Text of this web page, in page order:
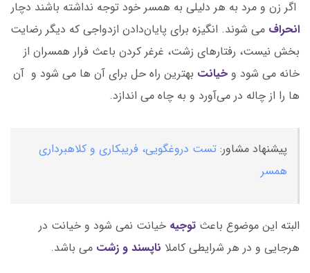
اگر زن و مرد به هر دلیلی به همسر خود توجه نداشته باشند دچار
انحراف می شوند. انگیزه برای پایان‌دادن ازدواجی که دیگر رضایت
بخش نیست، رفتارهای زشت، غرغر کردن باعث فرار همسران از
خانه می شود و خیانت بهترین راه حل برای آن ها می شود و آن
ها را از چاله در می‌آورد و به چاه می اندازد.
پیشنهاد مشاور: تست دروغگویی، فریبکاری و کلاهبرداری
همسر
البته این موضوع باعث توجیه خیانت نمی شود و خیانت در
هرجایی و در هر شرایطی کاملا ناپسند و زشت می باشد.